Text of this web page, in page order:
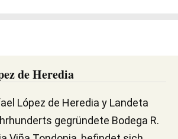
de Heredia
López de Heredia y Landeta
gegründete Bodega R.